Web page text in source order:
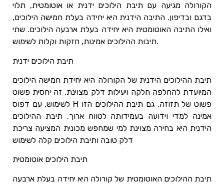
הקורולה מגיעה עם תיבת הילוכים ידנית או אוטומטית, תלוי
בדגם ובדיפון. התיבה הידנית היא יחידה בעלת חמישה הילוכים,
ואילו התיבה האוטומטית היא יחידה בעלת ארבעה הילוכים. שתי
תיבות ההילוכים אמינות, חזקות וקלות לשימוש.
תיבת הילוכים ידנית
תיבת ההילוכים הידנית של הקורולה היא יחידת חמישה הילוכים
המיועדת להחלפה חלקה ויעילות דלק מצוינת. זה יחסית פשוט
לשימוש, עם דפוס H פשוט של תזוזה. גם תיבת ההילוכים הזו
אמינה למדי וידועה בעמידותה לטווח ארוך. תיבת ההילוכים
הידנית היא בחירה מצוינת למי שמחפש מכונית המציעה צריכת
דלק טובה ותיבת הילוכים קלה לשימוש
תיבת הילוכים אוטומטית
תיבת ההילוכים האוטומטית של קורולה היא יחידה בעלת ארבעה